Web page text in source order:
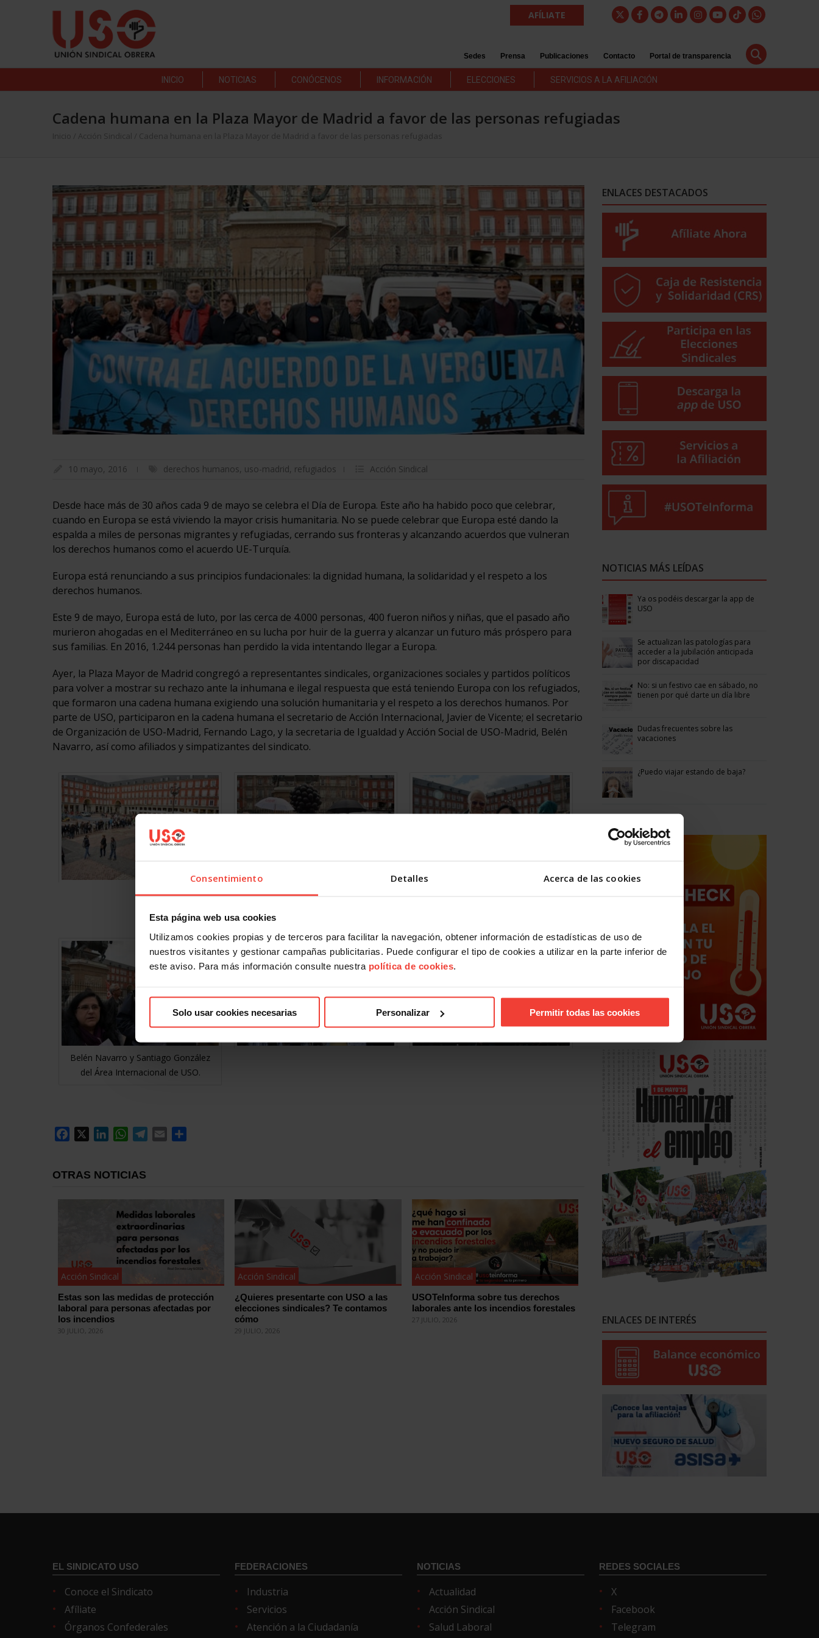
Consentimiento Detalles Acerca de las cookies
Esta página web usa cookies
Utilizamos cookies propias y de terceros para facilitar la navegación, obtener información de estadísticas de uso de
nuestros visitantes y gestionar campañas publicitarias. Puede configurar el tipo de cookies a utilizar en la parte inferior de
este aviso. Para más información consulte nuestra política de cookies.
Solo usar cookies necesarias Personalizar Permitir todas las cookies
AFÍLIATE
Sedes Prensa Publicaciones Contacto Portal de transparencia
INICIO NOTICIAS CONÓCENOS INFORMACIÓN ELECCIONES SERVICIOS A LA AFILIACIÓN
Cadena humana en la Plaza Mayor de Madrid a favor de las personas refugiadas
Inicio Acción Sindical Cadena humana en la Plaza Mayor de Madrid a favor de las personas refugiadas
10 mayo, 2016 derechos humanos, uso-madrid, refugiados Acción Sindical
Desde hace más de 30 años cada 9 de mayo se celebra el Día de Europa. Este año ha habido poco que celebrar,
cuando en Europa se está viviendo la mayor crisis humanitaria. No se puede celebrar que Europa esté dando la
espalda a miles de personas migrantes y refugiadas, cerrando sus fronteras y alcanzando acuerdos que vulneran
los derechos humanos como el acuerdo UE-Turquía.
Europa está renunciando a sus principios fundacionales: la dignidad humana, la solidaridad y el respeto a los
derechos humanos.
Este 9 de mayo, Europa está de luto, por las cerca de 4.000 personas, 400 fueron niños y niñas, que el pasado año
murieron ahogadas en el Mediterráneo en su lucha por huir de la guerra y alcanzar un futuro más próspero para
sus familias. En 2016, 1.244 personas han perdido la vida intentando llegar a Europa.
Ayer, la Plaza Mayor de Madrid congregó a representantes sindicales, organizaciones sociales y partidos políticos
para volver a mostrar su rechazo ante la inhumana e ilegal respuesta que está teniendo Europa con los refugiados,
que formaron una cadena humana exigiendo una solución humanitaria y el respeto a los derechos humanos. Por
parte de USO, participaron en la cadena humana el secretario de Acción Internacional, Javier de Vicente; el secretario
de Organización de USO-Madrid, Fernando Lago, y la secretaria de Igualdad y Acción Social de USO-Madrid, Belén
Navarro, así como afiliados y simpatizantes del sindicato.
Javier de Vicente y Fernando Lago en
Belén Navarro y Santiago González
del Área Internacional de USO.
Facebook LinkedInWhatsApp
Telegram
Email
OTRAS NOTICIAS
Acción Sindical
Estas son las medidas de protección
laboral para personas afectadas por
los incendios
30 JULIO, 2026
Acción Sindical
¿Quieres presentarte con USO a las
elecciones sindicales? Te contamos
cómo
29 JULIO, 2026
Acción Sindical
USOTeInforma sobre tus derechos
laborales ante los incendios forestales
27 JULIO, 2026
ENLACES DESTACADOS
NOTICIAS MÁS LEÍDAS
Ya os podéis descargar la app de
USO
Se actualizan las patologías para
acceder a la jubilación anticipada
por discapacidad
No: si un festivo cae en sábado, no
tienen por qué darte un día libre
Dudas frecuentes sobre las
vacaciones
¿Puedo viajar estando de baja?
ENLACES DE INTERÉS
EL SINDICATO USO
Conoce el Sindicato
Afíliate
Órganos Confederales
FEDERACIONES
Industria
Servicios
Atención a la Ciudadanía
NOTICIAS
Actualidad
Acción Sindical
Salud Laboral
REDES SOCIALES
X
Facebook
Telegram